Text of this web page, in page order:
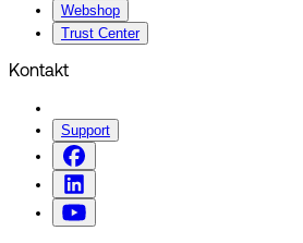
Webshop
Trust Center
Kontakt
Support